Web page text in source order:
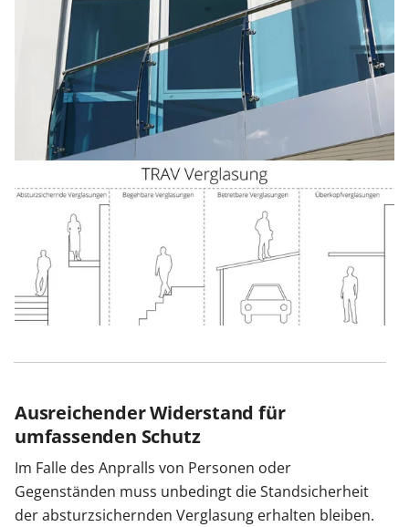
Ausreichender Widerstand für
umfassenden Schutz
Im Falle des Anpralls von Personen oder
Gegenständen muss unbedingt die Standsicherheit
der absturzsichernden Verglasung erhalten bleiben.